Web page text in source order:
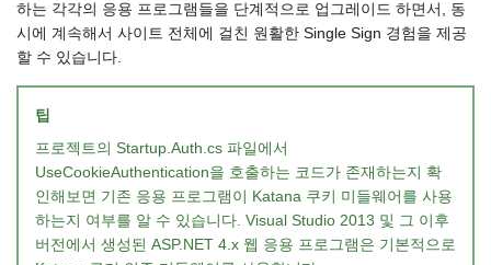
하는 각각의 응용 프로그램들을 단계적으로 업그레이드 하면서, 동
시에 계속해서 사이트 전체에 걸친 원활한 Single Sign 경험을 제공
할 수 있습니다.
팁
프로젝트의 Startup.Auth.cs 파일에서
UseCookieAuthentication을 호출하는 코드가 존재하는지 확
인해보면 기존 응용 프로그램이 Katana 쿠키 미들웨어를 사용
하는지 여부를 알 수 있습니다. Visual Studio 2013 및 그 이후
버전에서 생성된 ASP.NET 4.x 웹 응용 프로그램은 기본적으로